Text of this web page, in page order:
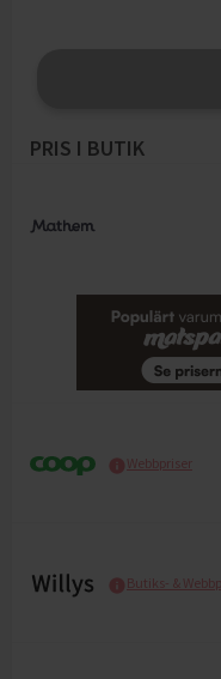
PRIS I BUTIK
Webbpriser
Butiks- &